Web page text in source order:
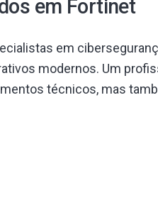
em Fortinet
em
modernos. Um
técnicos, mas